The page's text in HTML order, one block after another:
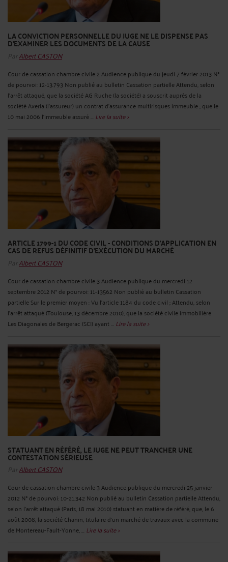
LA CONVICTION PERSONNELLE DU JUGE NE LE DISPENSE PAS
D'EXAMINER LES DOCUMENTS DE LA CAUSE
ParAlbert CASTON
Cour de cassation chambre civile 2 Audience publique du jeudi 7 février 2013 N°
de pourvoi: 12-13.793 Non publié au bulletin Cassation partielle Attendu, selon
l'arrêt attaqué, que la société AG Ruche (la société) a souscrit auprès de la
société Axeria (l'assureur) un contrat d'assurance multirisques immeuble ; que le
10 mai 2006 l'immeuble assuré ... Lire la suite >
ARTICLE 1799-1 DU CODE CIVIL - CONDITIONS D'APPLICATION EN
CAS DE REFUS DÉFINITIF D'EXÉCUTION DU MARCHÉ
ParAlbert CASTON
Cour de cassation chambre civile 3 Audience publique du mercredi 12
septembre 2012 N° de pourvoi: 11-13562 Non publié au bulletin Cassation
partielle Sur le premier moyen : Vu l'article 1184 du code civil ; Attendu, selon
l'arrêt attaqué (Toulouse, 13 décembre 2010), que la société civile immobilière
Les Diagonales de Bergerac (SCI) ayant ... Lire la suite >
STATUANT EN RÉFÉRÉ, LE JUGE NE PEUT TRANCHER UNE
CONTESTATION SÉRIEUSE
ParAlbert CASTON
Cour de cassation chambre civile 3 Audience publique du mercredi 25 janvier
2012 N° de pourvoi: 10-21.342 Non publié au bulletin Cassation partielle Attendu,
selon l'arrêt attaqué (Paris, 18 mai 2010) statuant en matière de référé, que, le 6
août 2008, la société Chanin, titulaire d'un marché de travaux avec la commune
de Montereau-Fault-Yonne, ... Lire la suite >